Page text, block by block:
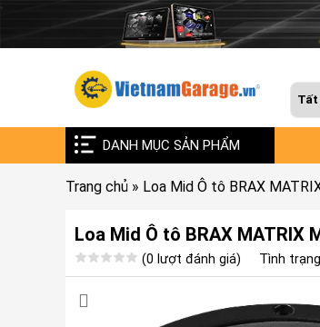
DANH MỤC SẢN PHẨM
Trang chủ » Loa Mid Ô tô BRAX
Loa Mid Ô tô BRAX MATRIX
(0 lượt đánh giá) Tình